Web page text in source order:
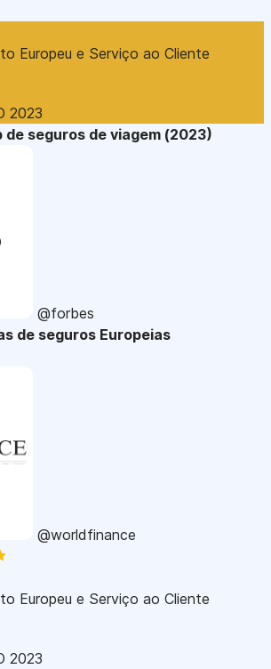
Europeu e Serviço ao Cliente
2023
seguros de viagem (2023)
@forbes
de seguros Europeias
@worldfinance
Europeu e Serviço ao Cliente
2023